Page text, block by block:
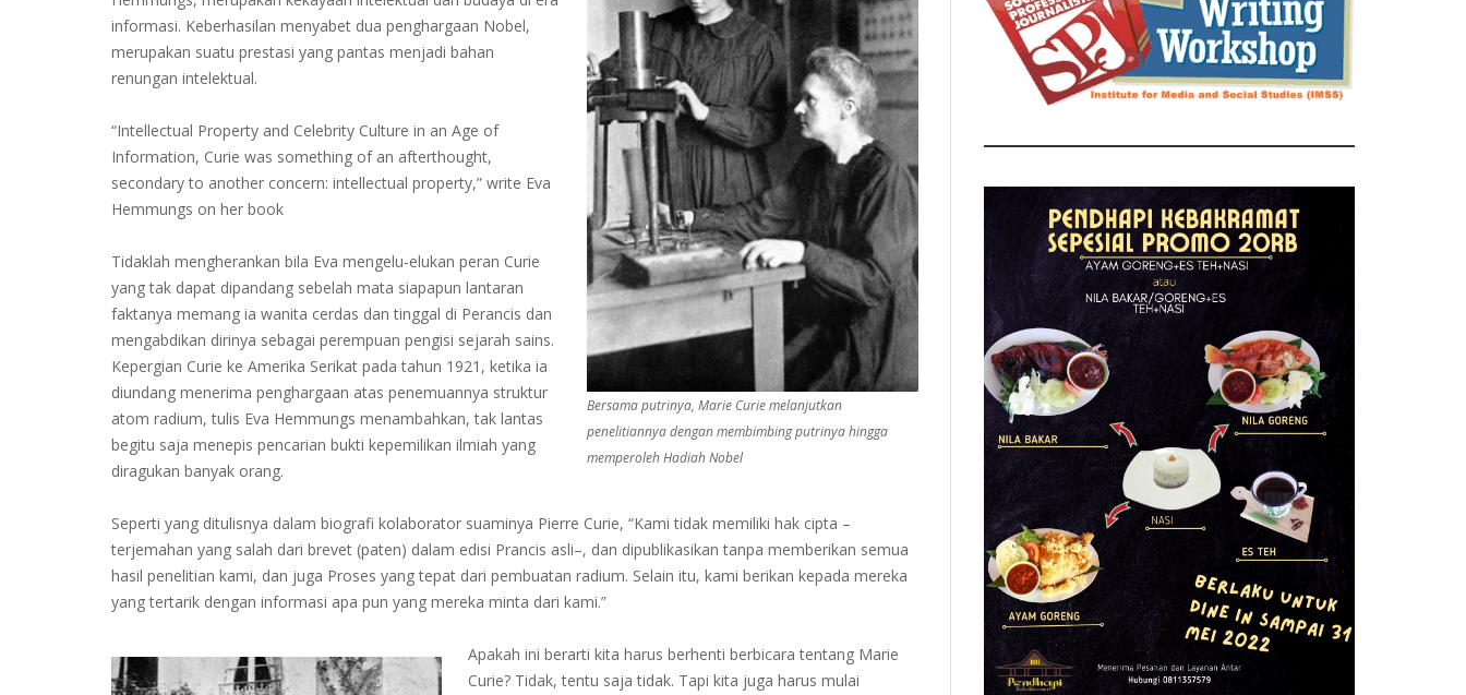
Bersama putrinya, Marie Curie melanjutkan
penelitiannya dengan membimbing putrinya hingga
memperoleh Hadiah Nobel
informasi. Keberhasilan menyabet dua penghargaan Nobel,
merupakan suatu prestasi yang pantas menjadi bahan
renungan intelektual.
“Intellectual Property and Celebrity Culture in an Age of
Information, Curie was something of an afterthought,
secondary to another concern: intellectual property,” write Eva
Hemmungs on her book
Tidaklah mengherankan bila Eva mengelu-elukan peran Curie
yang tak dapat dipandang sebelah mata siapapun lantaran
faktanya memang ia wanita cerdas dan tinggal di Perancis dan
mengabdikan dirinya sebagai perempuan pengisi sejarah sains.
Kepergian Curie ke Amerika Serikat pada tahun 1921, ketika ia
diundang menerima penghargaan atas penemuannya struktur
atom radium, tulis Eva Hemmungs menambahkan, tak lantas
begitu saja menepis pencarian bukti kepemilikan ilmiah yang
diragukan banyak orang.
Seperti yang ditulisnya dalam biografi kolaborator suaminya Pierre Curie, “Kami tidak memiliki hak cipta –
terjemahan yang salah dari brevet (paten) dalam edisi Prancis asli–, dan dipublikasikan tanpa memberikan semua
hasil penelitian kami, dan juga Proses yang tepat dari pembuatan radium. Selain itu, kami berikan kepada mereka
yang tertarik dengan informasi apa pun yang mereka minta dari kami.”
Apakah ini berarti kita harus berhenti berbicara tentang Marie
Curie? Tidak, tentu saja tidak. Tapi kita juga harus mulai